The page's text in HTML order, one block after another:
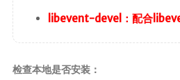
libevent-devel：配合
检查本地是否安装：
版本控制
Maven
Git